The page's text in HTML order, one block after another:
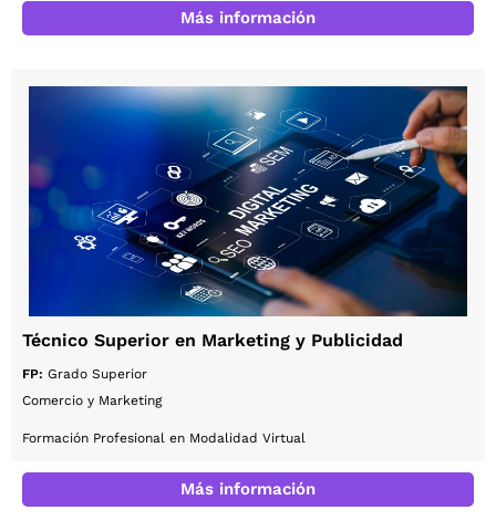
Más información
Técnico Superior en Marketing y Publicidad
FP: Grado Superior
Comercio y Marketing
Formación Profesional en Modalidad Virtual
Más información